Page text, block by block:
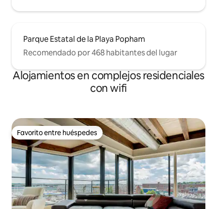
Parque Estatal de la Playa Popham
Recomendado por 468 habitantes del lugar
Alojamientos en complejos residenciales
con wifi
Favorito entre huéspedes
Favorito entre huéspedes